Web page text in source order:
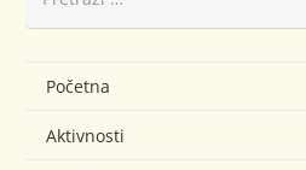
Početna
Aktivnosti